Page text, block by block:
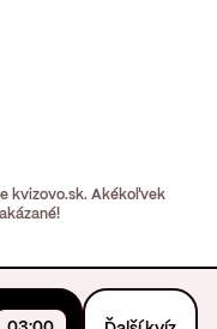
kvizovo.sk. Akékoľvek